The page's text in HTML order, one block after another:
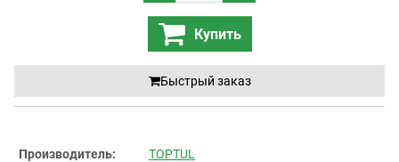
Купить
Быстрый заказ
Производитель: TOPTUL